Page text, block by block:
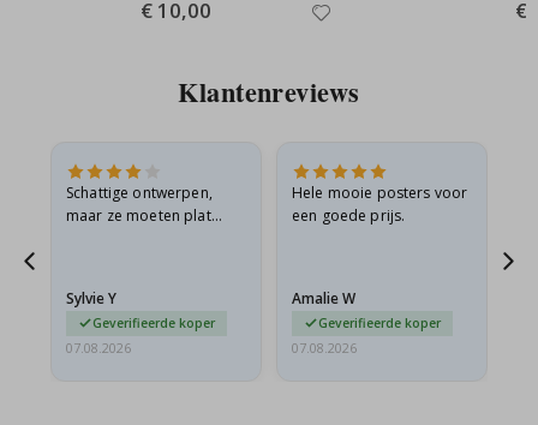
Special
Price
€ 10,00 €
Klantenreviews
Schattige ontwerpen,
maar ze moeten plat
beetje…
Sylvie Y
Geverifieerde koper
07.08.2026
Hele mooie posters voor
een goede prijs.
Amalie W
Geverifieerde koper
07.08.2026